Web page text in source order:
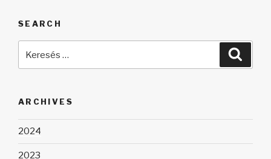
SEARCH
ARCHIVES
2024
2023